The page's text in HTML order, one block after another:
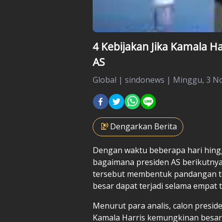
4 Kebijakan Jika Kamala
AS
Global | sindonews | Minggu, 3
Dengarkan Berita
Dengan waktu beberapa hari
bagaimana presiden AS
tersebut membentuk pandangan
besar dapat terjadi selama empat
Menurut para analis, calon
Kamala Harris kemungkinan